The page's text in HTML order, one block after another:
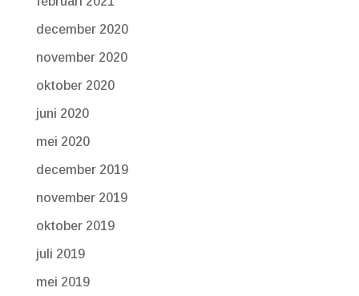
december 2020
november 2020
oktober 2020
juni 2020
mei 2020
december 2019
november 2019
oktober 2019
juli 2019
mei 2019